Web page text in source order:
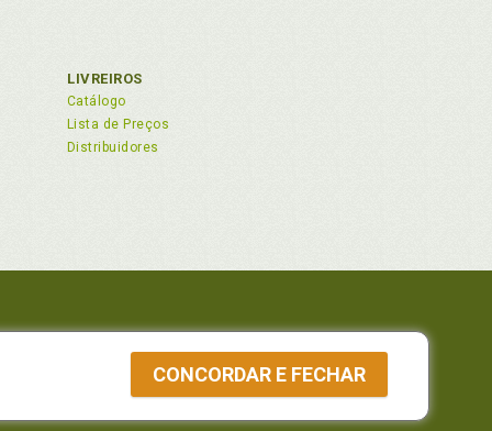
LIVREIROS
Catálogo
Lista de Preços
Distribuidores
310
CONCORDAR E FECHAR